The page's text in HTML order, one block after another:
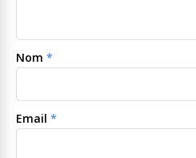
Nom *
Email *